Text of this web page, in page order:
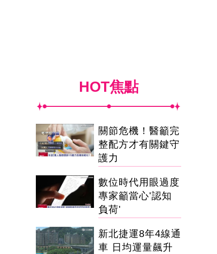
HOT焦點
關節危機！醫籲完
整配方才有關鍵守
護力
數位時代用眼過度
專家籲當心'認知
負荷'
新北捷運8年4線通
車 日均運量飆升